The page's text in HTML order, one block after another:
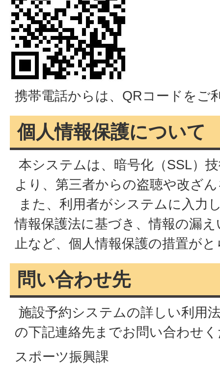
携帯電話からは、QRコードをご
個人情報保護について
本システムは、暗号化（SSL）
より、第三者からの盗聴や改ざ
また、利用者がシステムに入力
情報保護法に基づき、情報の漏
止など、個人情報保護の措置が
問い合わせ先
施設予約システムの詳しい利用
の下記連絡先までお問い合わせ
スポーツ振興課